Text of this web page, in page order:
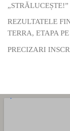
REZULTATELE
TERRA, ETAPA
PRECIZARI